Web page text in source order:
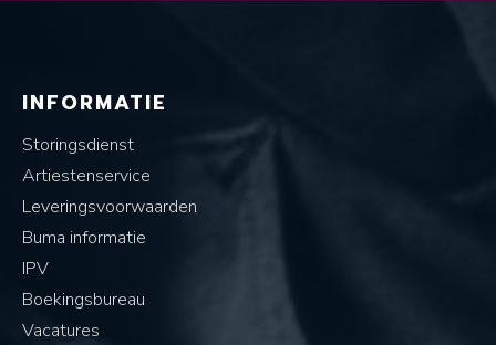
INFORMATIE
Storingsdienst
Artiestenservice
Leveringsvoorwaarden
Buma informatie
IPV
Boekingsbureau
Vacatures